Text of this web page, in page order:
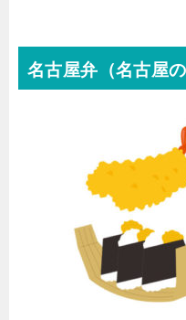
名古屋弁（名古屋